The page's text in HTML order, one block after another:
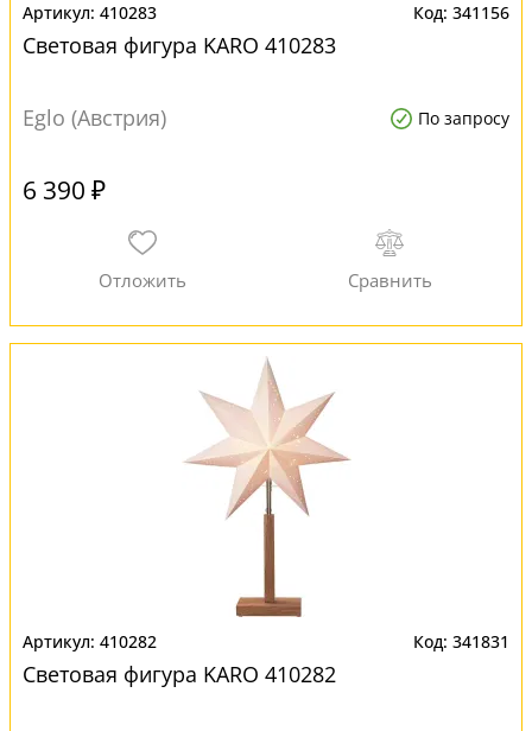
410283 341156
Световая фигура KARO 410283
Eglo (Австрия) По запросу
6 390 ₽
410282 341831
Световая фигура KARO 410282